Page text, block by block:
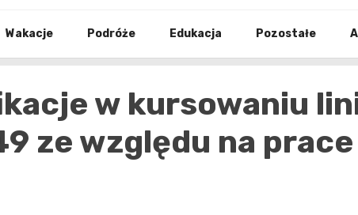
Wakacje Podróże Edukacja Pozostałe
w kursowaniu
ze względu na prace